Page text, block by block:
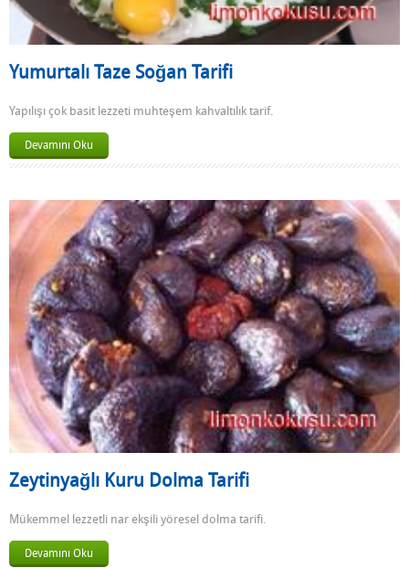
Yumurtalı Taze Soğan Tarifi
Yapılışı çok basit lezzeti muhteşem kahvaltılık tarif.
Devamını Oku
Zeytinyağlı Kuru Dolma Tarifi
Mükemmel lezzetli nar ekşili yöresel dolma tarifi.
Devamını Oku